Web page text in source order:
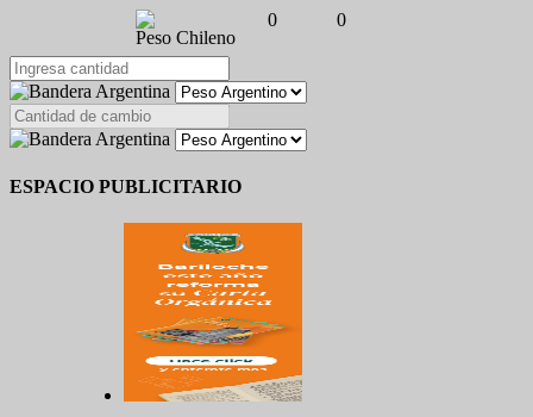
Peso Chileno
0 0
ESPACIO PUBLICITARIO